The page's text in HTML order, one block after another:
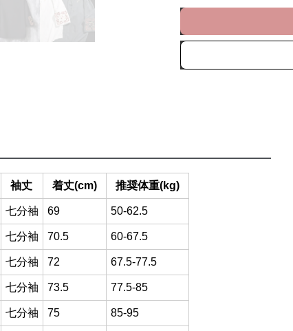
袖丈 着丈(cm) 推奨体重(kg)
七分袖 69 50-62.5
七分袖 70.5 60-67.5
七分袖 72 67.5-77.5
七分袖 73.5 77.5-85
七分袖 75 85-95